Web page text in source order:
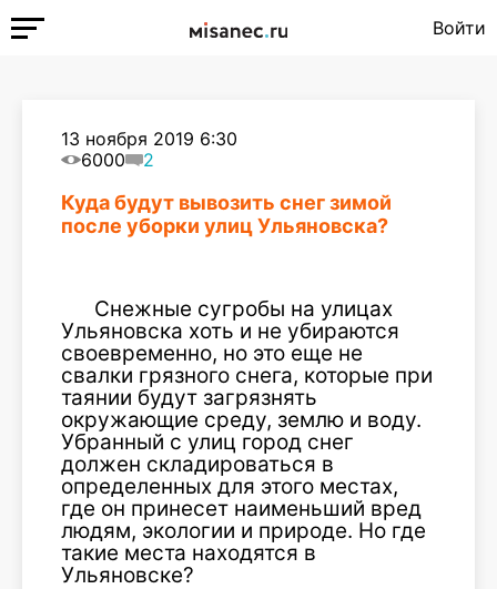
Войти
13 ноября 2019 6:30
6000
2
Куда будут вывозить снег зимой
после уборки улиц Ульяновска?
Снежные сугробы на улицах
Ульяновска хоть и не убираются
своевременно, но это еще не
свалки грязного снега, которые при
таянии будут загрязнять
окружающие среду, землю и воду.
Убранный с улиц город снег
должен складироваться в
определенных для этого местах,
где он принесет наименьший вред
людям, экологии и природе. Но где
такие места находятся в
Ульяновске?